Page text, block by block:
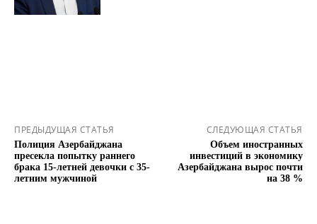
ПРЕДЫДУЩАЯ СТАТЬЯ
Полиция Азербайджана
пресекла попытку раннего
брака 15-летней девочки с 35-
летним мужчиной
СЛЕДУЮЩАЯ СТАТЬЯ
Объем иностранных
инвестиций в экономику
Азербайджана вырос почти
на 38 %